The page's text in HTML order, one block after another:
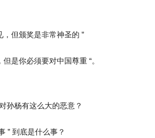
，但颁奖是非常神圣的 ”
是你必须要对中国尊重 “。
孙杨有这么大的恶意？
” 到底是什么事？